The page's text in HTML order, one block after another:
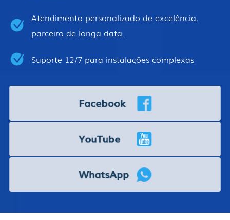
Atendimento personalizado de excelência,
parceiro de longa data.
Suporte 12/7 para instalações complexas